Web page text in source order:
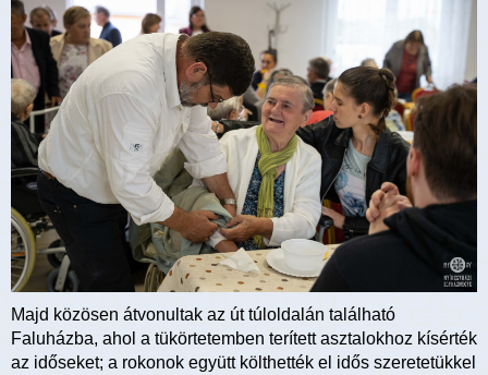
Majd közösen átvonultak az út túloldalán található
Faluházba, ahol a tükörtetemben terített asztalokhoz kísérték
az időseket; a rokonok együtt költhették el idős szeretetükkel